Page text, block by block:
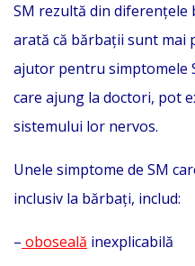
SM rezultă din diferențele
arată că bărbații sunt mai
ajutor pentru simptomele
care ajung la doctori, pot
sistemului lor nervos.
Unele simptome de SM
inclusiv la bărbați, includ:
– oboseală inexplicabilă